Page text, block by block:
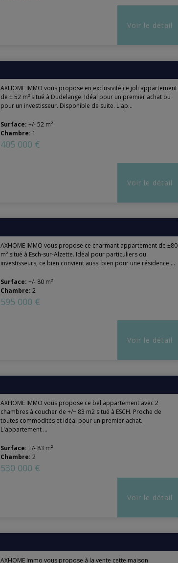
Voir le détail
AXHOME IMMO vous propose en exclusivité ce joli appartement
de ± 52 m² situé à Dudelange. Idéal pour un premier achat ou
pour un investisseur. Disponible de suite. L'ap...
Surface: +/- 52 m²
Chambre: 1
405 000 €
Voir le détail
AXHOME IMMO vous propose ce charmant appartement de ±80
m² situé à Esch-sur-Alzette. Idéal pour particuliers ou
investisseurs, ce bien convient aussi bien pour une résidence ...
Surface: +/- 80 m²
Chambre: 2
595 000 €
Voir le détail
AXHOME IMMO vous propose ce bel appartement avec 2
chambres à coucher de +/− 83 m2 situé à ESCH. Proche de
toutes commodités et idéal pour un premier achat.
L'appartement ...
Surface: +/- 83 m²
Chambre: 2
530 000 €
Voir le détail
AXHOME Immo vous propose à la vente cette maison